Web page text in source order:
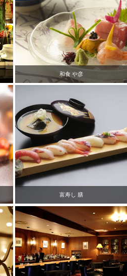
和食 や彦
富寿し 膳